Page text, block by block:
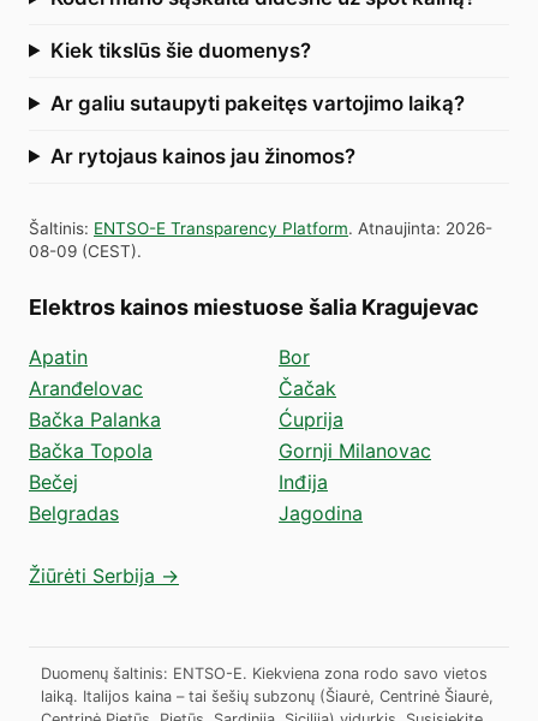
Kiek tikslūs šie duomenys?
Ar galiu sutaupyti pakeitęs vartojimo laiką?
Ar rytojaus kainos jau žinomos?
Šaltinis: ENTSO-E Transparency Platform. Atnaujinta: 2026-
08-09 (CEST).
Elektros kainos miestuose šalia Kragujevac
Apatin
Aranđelovac
Bačka Palanka
Bačka Topola
Bečej
Belgradas
Bor
Čačak
Ćuprija
Gornji Milanovac
Inđija
Jagodina
Žiūrėti Serbija →
Duomenų šaltinis: ENTSO-E. Kiekviena zona rodo savo vietos
laiką. Italijos kaina – tai šešių subzonų (Šiaurė, Centrinė Šiaurė,